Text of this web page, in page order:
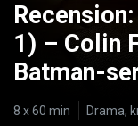
1) – Colin
Batman-
8 x 60 min Drama,